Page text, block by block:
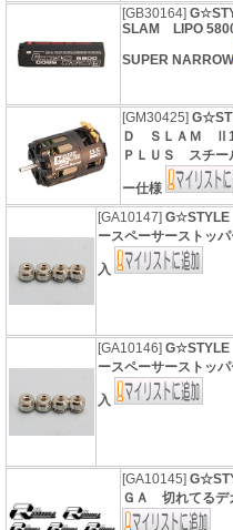
[GB30164]
SLAM LIPO
SUPER
[GM30425]
Ｄ ＳＬＡＭ
ＰＬＵＳ スチー
ー仕様
[GA10147]
ースペーサーストッ
入
[GA10146]
ースペーサーストッ
入
[GA10145]
ＧＡ 切れてるデ